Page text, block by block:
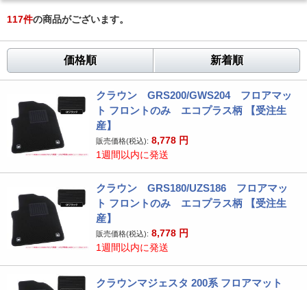
117件の商品がございます。
価格順 新着順
クラウン GRS200/GWS204 フロアマッ
ト フロントのみ エコプラス柄 【受注生
産】
販売価格(税込): 8,778 円
1週間以内に発送
クラウン GRS180/UZS186 フロアマッ
ト フロントのみ エコプラス柄 【受注生
産】
販売価格(税込): 8,778 円
1週間以内に発送
クラウンマジェスタ 200系 フロアマット